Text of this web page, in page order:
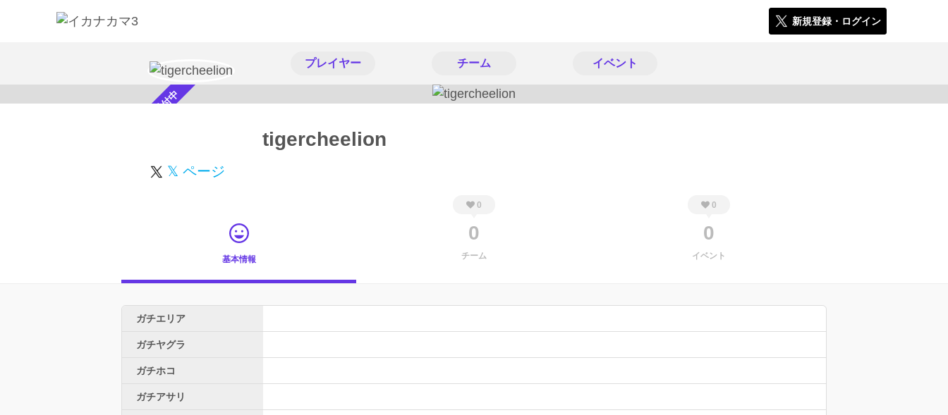
新規登録・ログイン
プレイヤー チーム イベント
スカウト受付中 tigercheelion
𝕏 ページ
基本情報
0
0
チーム
0
0
イベント
ガチエリア
ガチヤグラ
ガチホコ
ガチアサリ